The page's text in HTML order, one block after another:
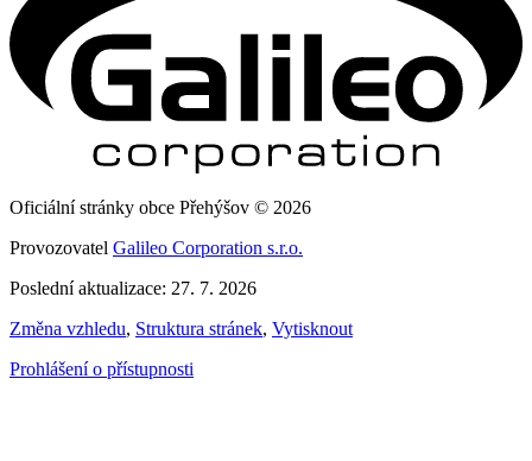
Oficiální stránky obce Přehýšov © 2026
Provozovatel Galileo Corporation s.r.o.
Poslední aktualizace: 27. 7. 2026
Změna vzhledu, Struktura stránek, Vytisknout
Prohlášení o přístupnosti